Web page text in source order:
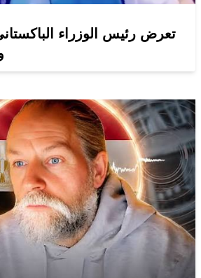
تعرض رئيس الوزراء